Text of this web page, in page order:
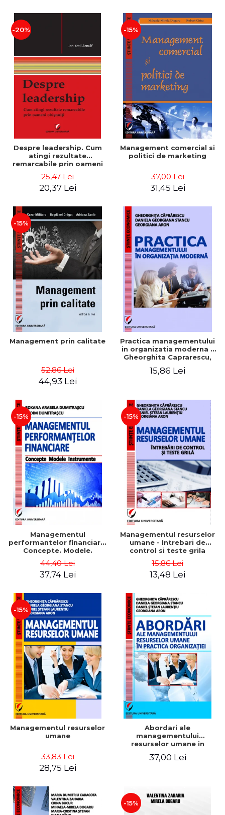
-20%
Despre leadership. Cum
atingi rezultate
remarcabile prin oameni
25,47 Lei
20,37 Lei
-15%
Management comercial si
politici de marketing
37,00 Lei
31,45 Lei
-15%
Management prin calitate
52,86 Lei
44,93 Lei
Practica managementului
in organizatia moderna -
Gheorghita Caprarescu,
Georgiana Aron
15,86 Lei
-15%
Managementul
performantelor financiare.
Concepte. Modele.
44,40 Lei
37,74 Lei
-15%
Managementul resurselor
umane - Intrebari de
control si teste grila
15,86 Lei
13,48 Lei
-15%
Managementul resurselor
umane
33,83 Lei
28,75 Lei
Abordari ale
managementului
resurselor umane in
37,00 Lei
-15%